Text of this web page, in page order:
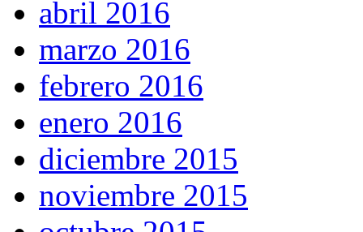
abril 2016
marzo 2016
febrero 2016
enero 2016
diciembre 2015
noviembre 2015